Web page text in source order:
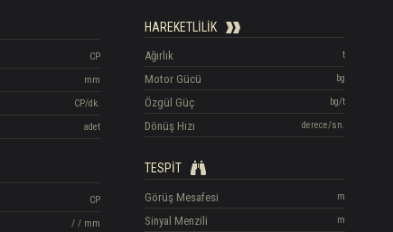
CP
mm
CP/dk.
adet
HAREKETLILIK
t
Ağırlık
bg
Motor Gücü
bg/t
Özgül Güç
derece/sn.
Dönüş Hızı
CP
/ / mm
TESPIT
m
Görüş Mesafesi
m
Sinyal Menzili